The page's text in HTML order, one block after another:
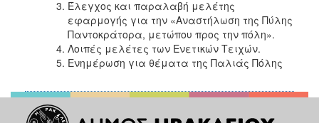
Έλεγχος και παραλαβή μελέτης
εφαρμογής για την «Αναστήλωση της Πύλης
Παντοκράτορα, μετώπου προς την πόλη».
Λοιπές μελέτες των Ενετικών Τειχών.
Ενημέρωση για θέματα της Παλιάς Πόλης